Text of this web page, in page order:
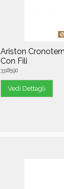
Ariston
Con Fili
3318590
Vedi Dettagli